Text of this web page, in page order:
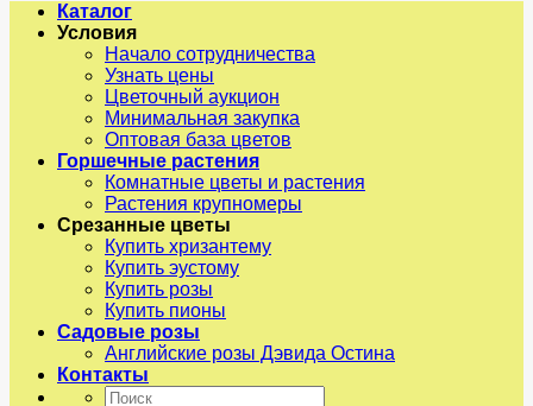
Каталог
Условия
Начало сотрудничества
Узнать цены
Цветочный аукцион
Минимальная закупка
Оптовая база цветов
Горшечные растения
Комнатные цветы и растения
Растения крупномеры
Срезанные цветы
Купить хризантему
Купить эустому
Купить розы
Купить пионы
Садовые розы
Английские розы Дэвида Остина
Контакты
Искать: